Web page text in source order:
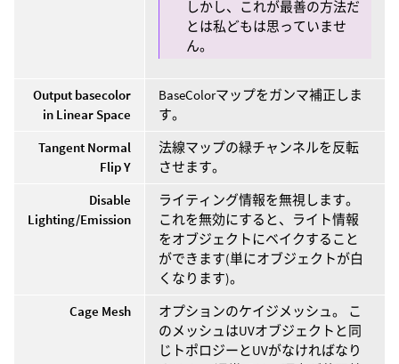
しかし、これが最善の方法だ
とは私どもは思っていませ
ん。
Output basecolor
in Linear Space
BaseColorマップをガンマ補正しま
す。
Tangent Normal
Flip Y
法線マップの緑チャンネルを反転
させます。
Disable
Lighting/Emission
ライティング情報を無視します。
これを無効にすると、ライト情報
をオブジェクトにベイクすること
ができます(単にオブジェクトが白
くなります)。
Cage Mesh
オプションのケイジメッシュ。 こ
のメッシュはUVオブジェクトと同
じトポロジーとUVがなければなり